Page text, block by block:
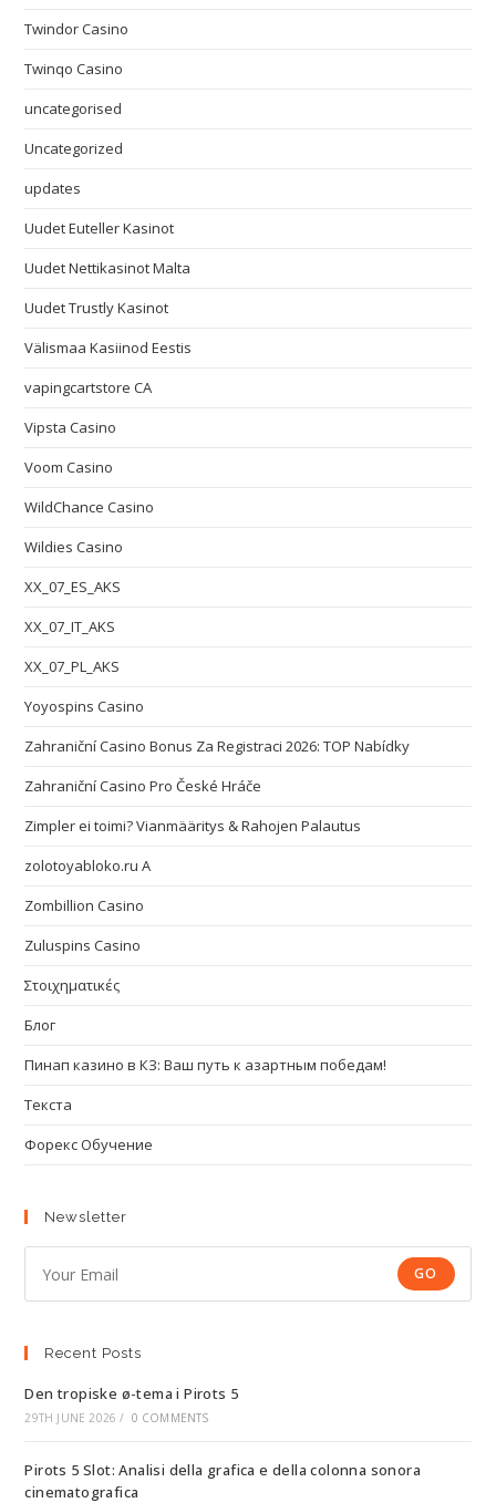
Twindor Casino
Twinqo Casino
uncategorised
Uncategorized
updates
Uudet Euteller Kasinot
Uudet Nettikasinot Malta
Uudet Trustly Kasinot
Välismaa Kasiinod Eestis
vapingcartstore CA
Vipsta Casino
Voom Casino
WildChance Casino
Wildies Casino
XX_07_ES_AKS
XX_07_IT_AKS
XX_07_PL_AKS
Yoyospins Casino
Zahraniční Casino Bonus Za Registraci 2026: TOP Nabídky
Zahraniční Casino Pro České Hráče
Zimpler ei toimi? Vianmääritys & Rahojen Palautus
zolotoyabloko.ru A
Zombillion Casino
Zuluspins Casino
Στοιχηματικές
Блог
Пинап казино в КЗ: Ваш путь к азартным победам!
Текста
Форекс Обучение
Newsletter
GO
Recent Posts
Den tropiske ø-tema i Pirots 5
29TH JUNE 2026 / 0 COMMENTS
Pirots 5 Slot: Analisi della grafica e della colonna sonora
cinematografica